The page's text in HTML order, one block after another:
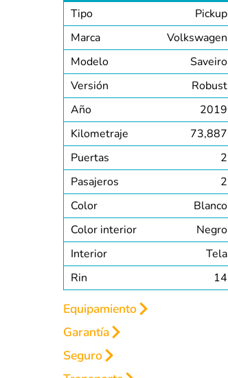
Tipo
Pickup
Marca
Volkswagen
Modelo
Saveiro
Versión
Robust
Año
2019
Kilometraje
73,887
Puertas
2
Pasajeros
2
Color
Blanco
Color interior
Negro
Interior
Tela
Rin
14
Equipamiento
INTERIOR
Garantía
Seguro